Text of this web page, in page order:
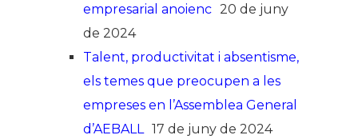
empresarial anoienc 20 de juny
de 2024
Talent, productivitat i absentisme,
els temes que preocupen a les
empreses en l’Assemblea General
d’AEBALL 17 de juny de 2024